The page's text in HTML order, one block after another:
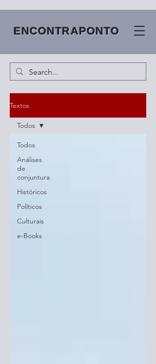
ENCONTRAPONTO
Textos
Todos
Análises
de
conjuntura
Históricos
Políticos
Culturais
e-Books
Todos